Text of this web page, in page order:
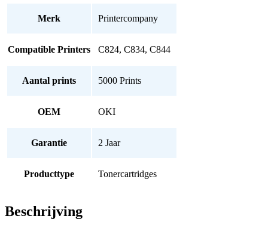
Merk Printercompany
Compatible Printers C824, C834, C844
Aantal prints 5000 Prints
OEM OKI
Garantie 2 Jaar
Producttype Tonercartridges
Beschrijving